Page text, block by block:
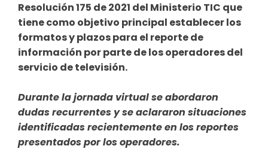
Resolución 175 de 2021 del Ministerio TIC que
tiene como objetivo principal establecer los
formatos y plazos para el reporte de
información por parte de los operadores del
servicio de televisión.
Durante la jornada virtual se abordaron
dudas recurrentes y se aclararon situaciones
identificadas recientemente en los reportes
presentados por los operadores.